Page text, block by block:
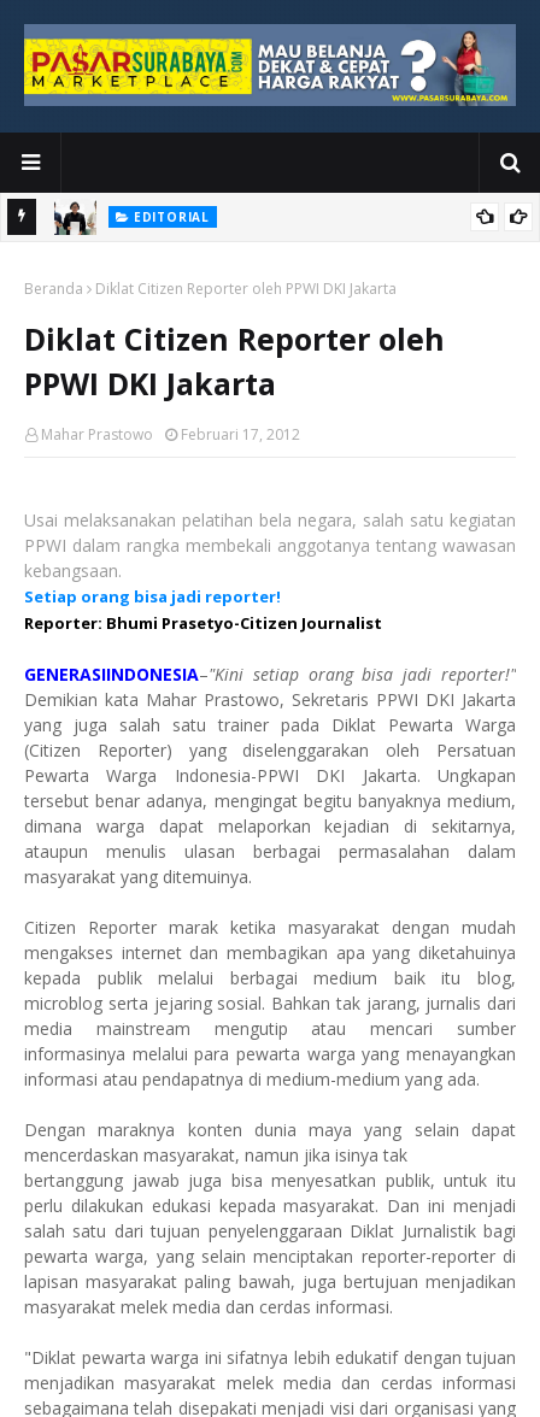
EDITORIAL
Beranda Diklat Citizen Reporter oleh PPWI DKI Jakarta
Diklat Citizen Reporter oleh
PPWI DKI Jakarta
Mahar Prastowo Februari 17, 2012
Usai melaksanakan pelatihan bela negara, salah satu kegiatan
PPWI dalam rangka membekali anggotanya tentang wawasan
kebangsaan.
Setiap orang bisa jadi reporter!
Reporter: Bhumi Prasetyo-Citizen Journalist
GENERASIINDONESIA–"Kini setiap orang bisa jadi reporter!"
Demikian kata Mahar Prastowo, Sekretaris PPWI DKI Jakarta
yang juga salah satu trainer pada Diklat Pewarta Warga
(Citizen Reporter) yang diselenggarakan oleh Persatuan
Pewarta Warga Indonesia-PPWI DKI Jakarta. Ungkapan
tersebut benar adanya, mengingat begitu banyaknya medium,
dimana warga dapat melaporkan kejadian di sekitarnya,
ataupun menulis ulasan berbagai permasalahan dalam
masyarakat yang ditemuinya.
Citizen Reporter marak ketika masyarakat dengan mudah
mengakses internet dan membagikan apa yang diketahuinya
kepada publik melalui berbagai medium baik itu blog,
microblog serta jejaring sosial. Bahkan tak jarang, jurnalis dari
media mainstream mengutip atau mencari sumber
informasinya melalui para pewarta warga yang menayangkan
informasi atau pendapatnya di medium-medium yang ada.
Dengan maraknya konten dunia maya yang selain dapat
mencerdaskan masyarakat, namun jika isinya tak
bertanggung jawab juga bisa menyesatkan publik, untuk itu
perlu dilakukan edukasi kepada masyarakat. Dan ini menjadi
salah satu dari tujuan penyelenggaraan Diklat Jurnalistik bagi
pewarta warga, yang selain menciptakan reporter-reporter di
lapisan masyarakat paling bawah, juga bertujuan menjadikan
masyarakat melek media dan cerdas informasi.
"Diklat pewarta warga ini sifatnya lebih edukatif dengan tujuan
menjadikan masyarakat melek media dan cerdas informasi
sebagaimana telah disepakati menjadi visi dari organisasi yang